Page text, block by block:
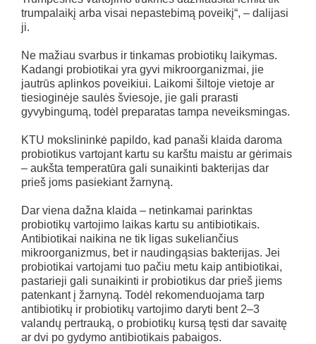
trumpalaikį arba visai nepastebimą poveikį“, – dalijasi
ji.
Ne mažiau svarbus ir tinkamas probiotikų laikymas.
Kadangi probiotikai yra gyvi mikroorganizmai, jie
jautrūs aplinkos poveikiui. Laikomi šiltoje vietoje ar
tiesioginėje saulės šviesoje, jie gali prarasti
gyvybingumą, todėl preparatas tampa neveiksmingas.
KTU mokslininkė papildo, kad panaši klaida daroma
probiotikus vartojant kartu su karštu maistu ar gėrimais
– aukšta temperatūra gali sunaikinti bakterijas dar
prieš joms pasiekiant žarnyną.
Dar viena dažna klaida – netinkamai parinktas
probiotikų vartojimo laikas kartu su antibiotikais.
Antibiotikai naikina ne tik ligas sukeliančius
mikroorganizmus, bet ir naudingąsias bakterijas. Jei
probiotikai vartojami tuo pačiu metu kaip antibiotikai,
pastarieji gali sunaikinti ir probiotikus dar prieš jiems
patenkant į žarnyną. Todėl rekomenduojama tarp
antibiotikų ir probiotikų vartojimo daryti bent 2–3
valandų pertrauką, o probiotikų kursą tęsti dar savaitę
ar dvi po gydymo antibiotikais pabaigos.